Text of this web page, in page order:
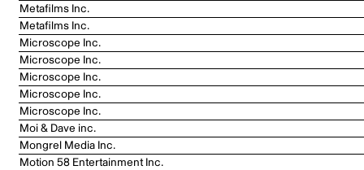
Metafilms Inc.
Metafilms Inc.
Microscope Inc.
Microscope Inc.
Microscope Inc.
Microscope Inc.
Microscope Inc.
Moi & Dave inc.
Mongrel Media Inc.
Motion 58 Entertainment Inc.